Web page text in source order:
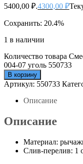
5400,00 ₽.4300,00 ₽
Сохранить: 20.4%
1 в наличии
Количество товара
004-07 уголь 550733
В корзину
Артикул: 550733
Описание
Описание
Материал:
Слив-перелив: 1